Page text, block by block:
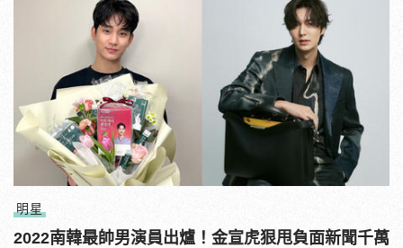
明星
2022南韓最帥男演員出爐！金宣虎狠甩負面新聞千萬